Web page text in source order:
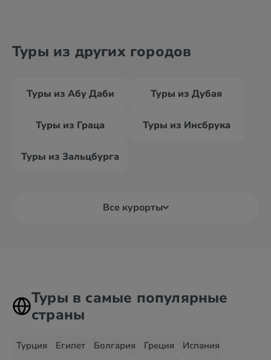
Туры из других городов
Туры из Абу Даби Туры из Дубая
Туры из Граца Туры из Инсбрука
Туры из Зальцбурга
Все курорты
Туры в самые популярные
страны
Турция Египет Болгария Греция Испания